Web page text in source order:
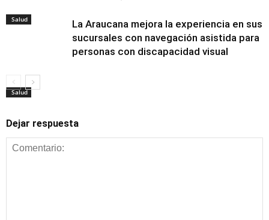
Salud
Salud
Salud
La Araucana mejora la experiencia en sus
sucursales con navegación asistida para
personas con discapacidad visual
Dejar respuesta